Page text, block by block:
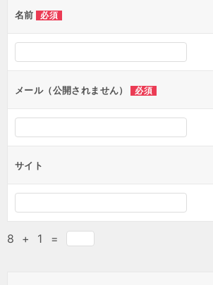
名前 必須
メール（公開されません） 必須
サイト
8 + 1 =